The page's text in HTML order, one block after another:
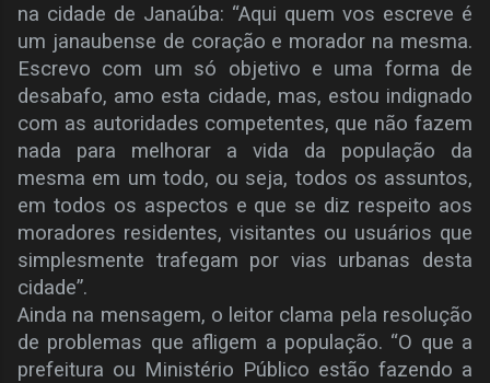
na cidade de Janaúba: “Aqui quem vos escreve é
um janaubense de coração e morador na mesma.
Escrevo com um só objetivo e uma forma de
desabafo, amo esta cidade, mas, estou indignado
com as autoridades competentes, que não fazem
nada para melhorar a vida da população da
mesma em um todo, ou seja, todos os assuntos,
em todos os aspectos e que se diz respeito aos
moradores residentes, visitantes ou usuários que
simplesmente trafegam por vias urbanas desta
cidade”.
Ainda na mensagem, o leitor clama pela resolução
de problemas que afligem a população. “O que a
prefeitura ou Ministério Público estão fazendo a